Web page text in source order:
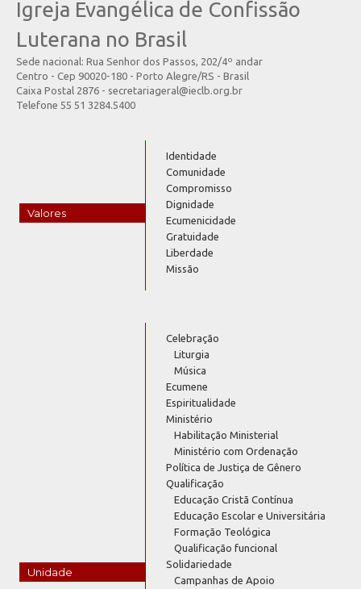
Igreja Evangélica de Confissão
Luterana no Brasil
Sede nacional: Rua Senhor dos Passos, 202/4º andar
Centro - Cep 90020-180 - Porto Alegre/RS - Brasil
Caixa Postal 2876 - secretariageral@ieclb.org.br
Telefone 55 51 3284.5400
Valores
Identidade
Comunidade
Compromisso
Dignidade
Ecumenicidade
Gratuidade
Liberdade
Missão
Unidade
Celebração
Liturgia
Música
Ecumene
Espiritualidade
Ministério
Habilitação Ministerial
Ministério com Ordenação
Política de Justiça de Gênero
Qualificação
Educação Cristã Contínua
Educação Escolar e Universitária
Formação Teológica
Qualificação funcional
Solidariedade
Campanhas de Apoio